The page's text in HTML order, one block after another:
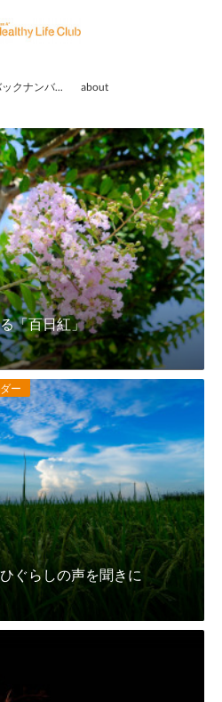
Lifeバックナンバー about
「百日紅」
ー
ぐらしの声を聞きに